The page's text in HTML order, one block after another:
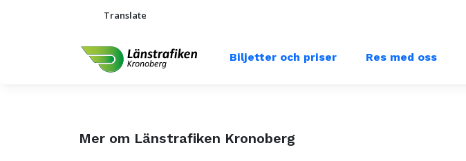
Translate
Biljetter och priser Res med oss
Mer om Länstrafiken Kronoberg